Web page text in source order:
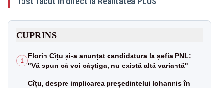
CUPRINS
1
Florin Cîțu și-a anunțat candidatura la șefia PNL:
"Vă spun că voi câștiga, nu există altă variantă"
Cîțu, despre implicarea președintelui Iohannis în